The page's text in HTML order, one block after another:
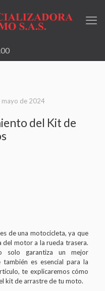
mayo de 2024
del Kit de
de una motocicleta, ya que
del motor a la rueda trasera.
solo garantiza un mejor
es esencial para la
te explicaremos cómo
kit de arrastre de tu moto.